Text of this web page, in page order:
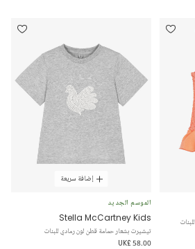
إضافة سريعة
الموسم الجديد
Stella McCartney Kids
تيشيرت بشعار حمامة قطن لون رمادي للبنات
UK£ 58.00